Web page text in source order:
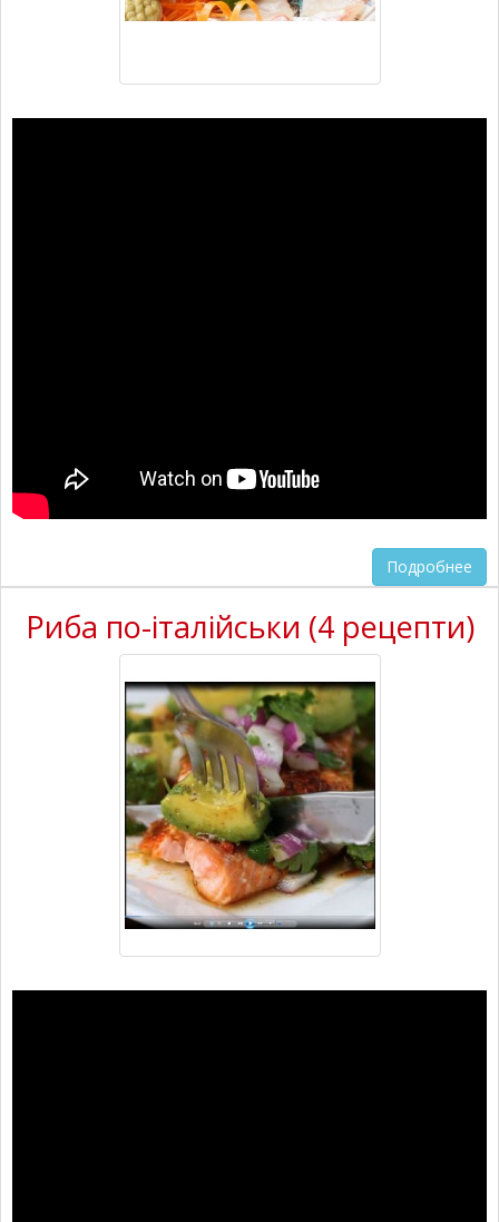
Подробнее
Риба по-італійськи (4 рецепти)